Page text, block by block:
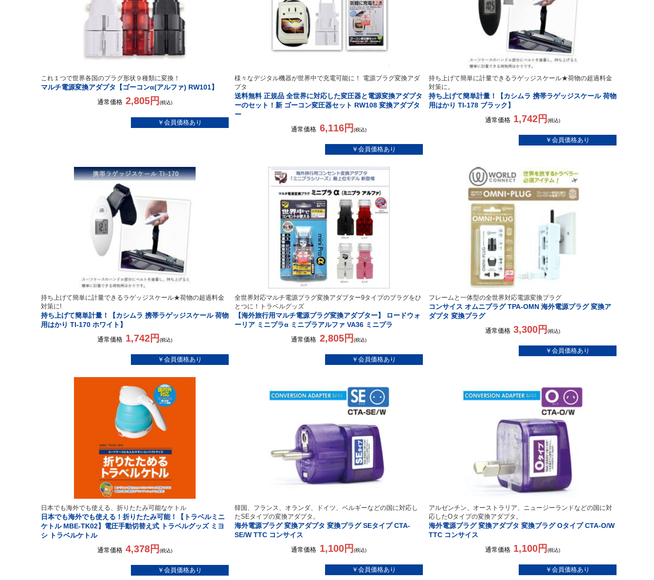
これ１つで世界各国のプラグ形状９種類に変換！
マルチ電源変換アダプタ【ゴーコンα(アルファ) RW101】
通常価格 2,805円(税込)
様々なデジタル機器が世界中で充電可能に！ 電源プラグ変換アダ
プタ
送料無料 正規品 全世界に対応した変圧器と電源変換アダプタ
ーのセット！新 ゴーコン変圧器セット RW108 変換アダプタ
ー
通常価格 6,116円 (税込)
持ち上げて簡単に計量できるラゲッジスケール★荷物の超過料金
対策に。
持ち上げて簡単計量！【カシムラ 携帯ラゲッジスケール 荷物
用はかり TI-178 ブラック】
通常価格 1,742円(税込)
持ち上げて簡単に計量できるラゲッジスケール★荷物の超過料金
対策に!
持ち上げて簡単計量！【カシムラ 携帯ラゲッジスケール 荷物
用はかり TI-170 ホワイト】
通常価格 1,742円(税込)
全世界対応マルチ電源プラグ変換アダプター9タイプのプラグをひ
とつに！トラベルグッズ
【海外旅行用マルチ電源プラグ変換アダプター】 ロードウォ
ーリア ミニプラα ミニプラアルファ VA36 ミニプラ
通常価格 2,805円 (税込)
フレームと一体型の全世界対応電源変換プラグ
コンサイス オムニプラグ TPA-OMN 海外電源プラグ 変換ア
ダプタ 変換プラグ
通常価格 3,300円(税込)
日本でも海外でも使える、折りたたみ可能なケトル
日本でも海外でも使える！折りたたみ可能！【トラベルミニ
ケトル MBE-TK02】電圧手動切替え式 トラベルグッズ ミヨ
シ トラベルケトル
通常価格 4,378円(税込)
韓国、フランス、オランダ、ドイツ、ベルギーなどの国に対応し
たSEタイプの変換アダプタ。
海外電源プラグ 変換アダプタ 変換プラグ SEタイプ CTA-
SE/W TTC コンサイス
通常価格 1,100円 (税込)
アルゼンチン、オーストラリア、ニュージーランドなどの国に対
応したOタイプの変換アダプタ。
海外電源プラグ 変換アダプタ 変換プラグ Oタイプ CTA-O/W
TTC コンサイス
通常価格 1,100円(税込)